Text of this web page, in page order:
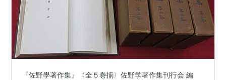
『佐野學著作集』〈全５巻揃〉佐野学著作集刊行会 編